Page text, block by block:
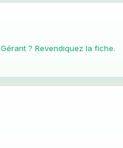
Gérant ? Revendiquez la fiche.